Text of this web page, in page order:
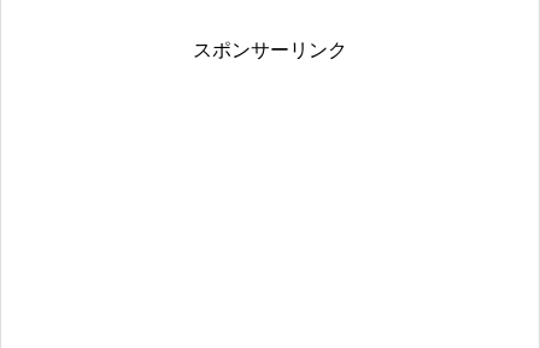
スポンサーリンク